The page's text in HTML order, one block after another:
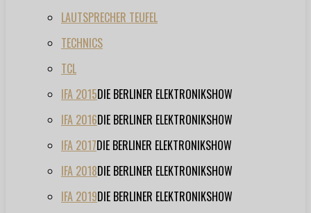
LAUTSPRECHER TEUFEL
TECHNICS
TCL
IFA 2015DIE BERLINER ELEKTRONIKSHOW
IFA 2016DIE BERLINER ELEKTRONIKSHOW
IFA 2017DIE BERLINER ELEKTRONIKSHOW
IFA 2018DIE BERLINER ELEKTRONIKSHOW
IFA 2019DIE BERLINER ELEKTRONIKSHOW